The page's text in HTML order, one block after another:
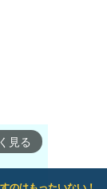
見る